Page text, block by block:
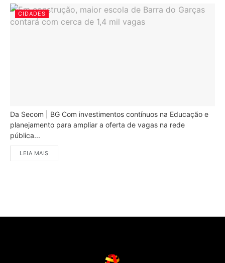
CIDADES
Da Secom | BG Com investimentos contínuos na Educação e
planejamento para ampliar a oferta de vagas na rede
pública...
LEIA MAIS